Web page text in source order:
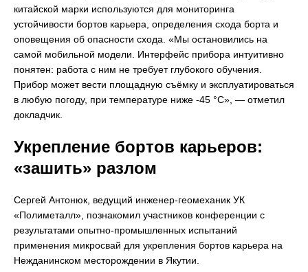
китайской марки используются для мониторинга
устойчивости бортов карьера, определения схода борта и
оповещения об опасности схода. «Мы остановились на
самой мобильной модели. Интерфейс прибора интуитивно
понятен: работа с ним не требует глубокого обучения.
Прибор может вести площадную съёмку и эксплуатироваться
в любую погоду, при температуре ниже -45 °С», — отметил
докладчик.
Укрепление бортов карьеров:
«зашить» разлом
Сергей Антонюк, ведущий инженер-геомеханик УК
«Полиметалл», познакомил участников конференции с
результатами опытно-промышленных испытаний
применения микросвай для укрепления бортов карьера на
Нежданинском месторождении в Якутии.